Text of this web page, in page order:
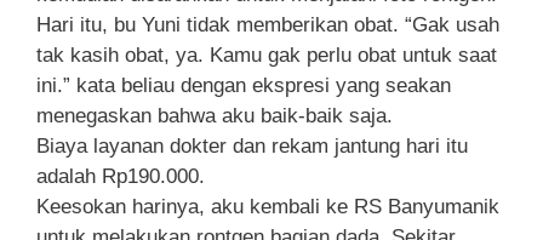
Hari itu, bu Yuni tidak memberikan obat. “Gak usah
tak kasih obat, ya. Kamu gak perlu obat untuk saat
ini.” kata beliau dengan ekspresi yang seakan
menegaskan bahwa aku baik-baik saja.
Biaya layanan dokter dan rekam jantung hari itu
adalah Rp190.000.
Keesokan harinya, aku kembali ke RS Banyumanik